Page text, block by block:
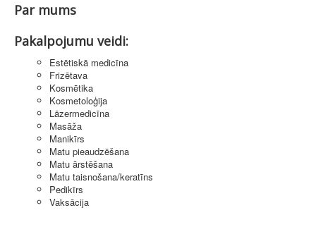
Par mums
Pakalpojumu veidi:
Estētiskā medicīna
Frizētava
Kosmētika
Kosmetoloģija
Lāzermedicīna
Masāža
Manikīrs
Matu pieaudzēšana
Matu ārstēšana
Matu taisnošana/keratīns
Pedikīrs
Vaksācija